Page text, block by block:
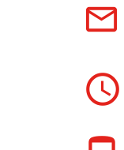
mail_outline
query_builder